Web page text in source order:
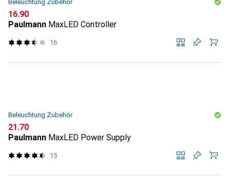
Beleuchtung Zubehör
CHF
16.90
Paulmann MaxLED Controller
16
Beleuchtung Zubehör
CHF
21.70
Paulmann MaxLED Power Supply
15